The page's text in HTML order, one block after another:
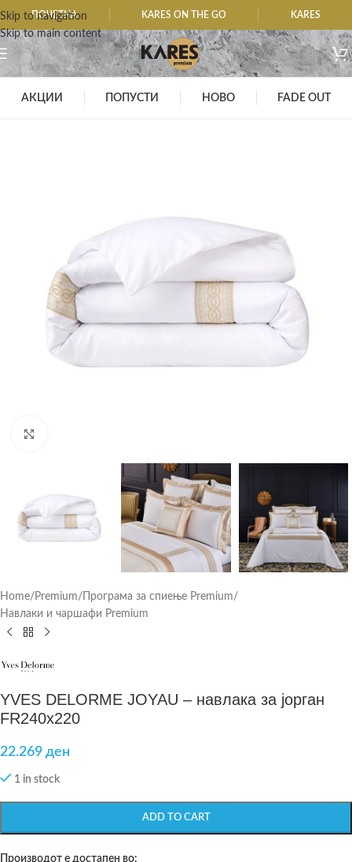
Skip to navigation
Skip to main content
ПОЧЕТНА KARES ON THE GO KARES
АКЦИИ ПОПУСТИ НОВО FADE OUT
Home/ Premium/ Програма за спиење Premium/
Навлаки и чаршафи Premium
YVES DELORME JOYAU – навлака за јорган
FR240x220
22.269 ден
1 in stock
ADD TO CART
Производот е достапен во: